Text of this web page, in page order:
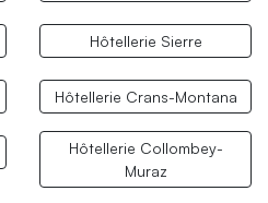
Hôtellerie Sierre
Hôtellerie Crans-Montana
Hôtellerie Collombey-
Muraz